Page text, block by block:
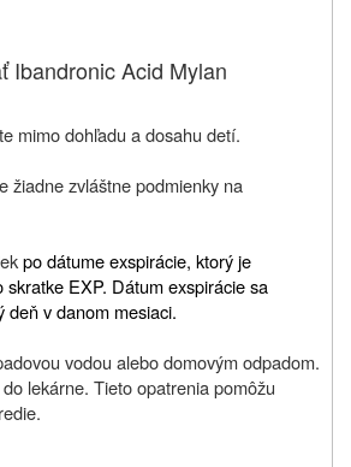
Ibandronic Acid Mylan
mimo dohľadu a dosahu detí.
žiadne zvláštne podmienky na
po dátume exspirácie, ktorý je
skratke EXP. Dátum exspirácie sa
deň v danom mesiaci.
vodou alebo domovým odpadom.
lekárne. Tieto opatrenia pomôžu